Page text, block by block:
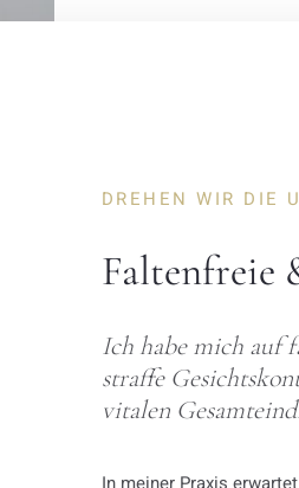
DREHEN WIR DIE
Faltenfreie
Ich habe mich auf
straffe
vitalen